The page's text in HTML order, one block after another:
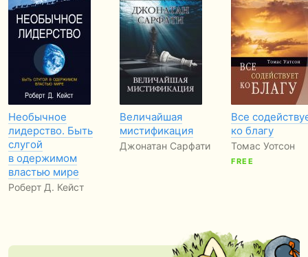
Необычное
лидерство. Быть
слугой
в одержимом
властью мире
Роберт Д. Кейст
Величайшая
мистификация
Джонатан Сарфати
Все
ко благу
Томас Уотсон
FREE